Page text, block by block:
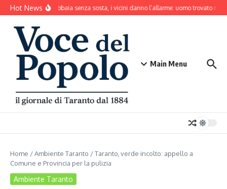
Salta al contenuto
Hot NewsIl cane abbaia senza sosta, i vicini danno l’allarme: uomo trovato
Main Menu
Home /Ambiente Taranto /Taranto, verde incolto: appello a
Comune e Provincia per la pulizia
Ambiente Taranto